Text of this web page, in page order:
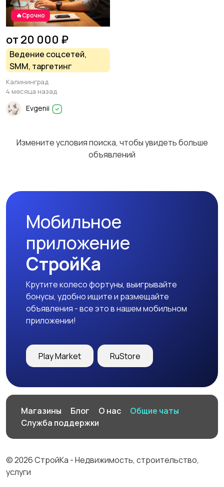
🔥Срочно
от 20 000 ₽
Ведение соцсетей,
SMM, таргетинг
Калининград
4 месяца назад
Evgenii
Измените условия поиска, чтобы увидеть больше
объявлений
Мобильное
приложение
СтройКа
Крутите колесо фортуны, выигрывайте
бонусы, удобно ищите и размещайте
объявления - все это в нашем мобильном
приложении!
Play Market RuStore
Магазины Блог О нас
Общие чаты
Служба поддержки
© 2026 СтройКа - Недвижимость, строительство,
услуги